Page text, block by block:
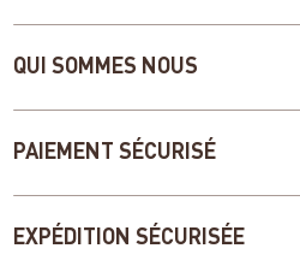
QUI SOMMES NOUS
PAIEMENT SÉCURISÉ
EXPÉDITION SÉCURISÉE